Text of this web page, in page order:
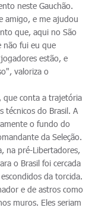
neste Gauchão.
amigo, e me ajudou
que, aqui no São
não fui eu que
estão, e
valoriza o
que conta a trajetória
técnicos do Brasil. A
o fundo do
da Seleção.
na pré-Libertadores,
o Brasil foi cercada
da torcida.
e de astros como
muros. Eles seriam